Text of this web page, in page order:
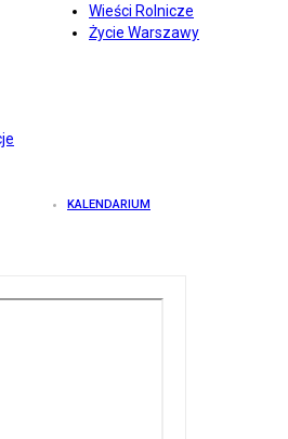
Wieści Rolnicze
Życie Warszawy
KALENDARIUM